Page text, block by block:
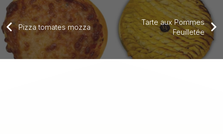
Pizza tomates mozza
Tarte aux Pommes
Feuilletée